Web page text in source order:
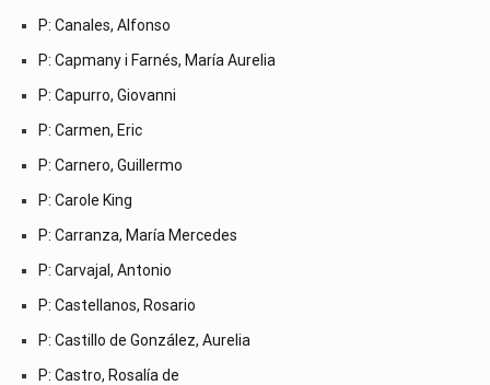
P: Canales, Alfonso
P: Capmany i Farnés, María Aurelia
P: Capurro, Giovanni
P: Carmen, Eric
P: Carnero, Guillermo
P: Carole King
P: Carranza, María Mercedes
P: Carvajal, Antonio
P: Castellanos, Rosario
P: Castillo de González, Aurelia
P: Castro, Rosalía de